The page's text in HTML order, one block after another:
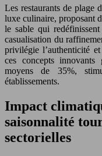
Les restaurants de plage
luxe culinaire, proposant
le sable qui
casualisation du
privilégie l’authenticité
ces concepts innovants
moyens de 35%,
établissements.
Impact
saisonnalité
sectorielles